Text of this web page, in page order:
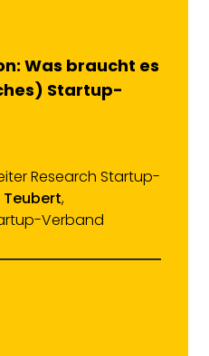
Was braucht es
Startup-
Research Startup-
Teubert,
Verband